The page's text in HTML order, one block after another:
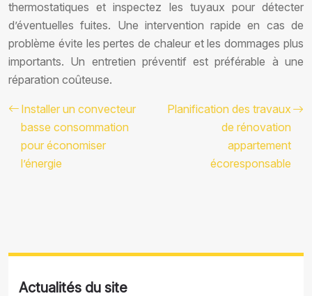
thermostatiques et inspectez les tuyaux pour détecter
d’éventuelles fuites. Une intervention rapide en cas de
problème évite les pertes de chaleur et les dommages plus
importants. Un entretien préventif est préférable à une
réparation coûteuse.
Installer un convecteur
basse consommation
pour économiser
l’énergie
Planification des travaux
de rénovation
appartement
écoresponsable
Actualités du site